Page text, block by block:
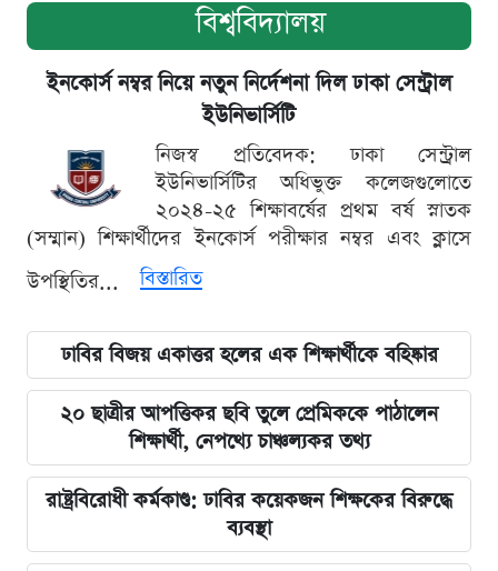
বিশ্ববিদ্যালয়
ইনকোর্স নম্বর নিয়ে নতুন নির্দেশনা দিল ঢাকা সেন্ট্রাল
ইউনিভার্সিটি
নিজস্ব প্রতিবেদক: ঢাকা সেন্ট্রাল
ইউনিভার্সিটির অধিভুক্ত কলেজগুলোতে
২০২৪-২৫ শিক্ষাবর্ষের প্রথম বর্ষ স্নাতক
(সম্মান) শিক্ষার্থীদের ইনকোর্স পরীক্ষার নম্বর এবং ক্লাসে
উপস্থিতির...
বিস্তারিত
ঢাবির বিজয় একাত্তর হলের এক শিক্ষার্থীকে বহিষ্কার
২০ ছাত্রীর আপত্তিকর ছবি তুলে প্রেমিককে পাঠালেন
শিক্ষার্থী, নেপথ্যে চাঞ্চল্যকর তথ্য
রাষ্ট্রবিরোধী কর্মকাণ্ড: ঢাবির কয়েকজন শিক্ষকের বিরুদ্ধে
ব্যবস্থা